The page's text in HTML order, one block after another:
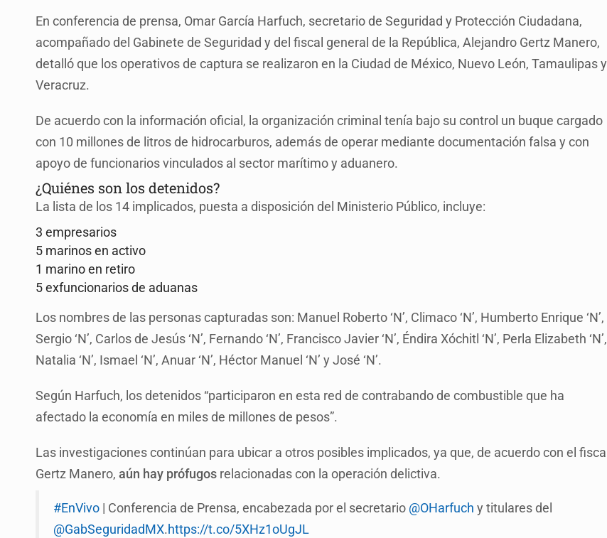
En conferencia de prensa, Omar García Harfuch, secretario de Seguridad y Protección Ciudadana,
acompañado del Gabinete de Seguridad y del fiscal general de la República, Alejandro Gertz Manero,
detalló que los operativos de captura se realizaron en la Ciudad de México, Nuevo León, Tamaulipas y
Veracruz.
De acuerdo con la información oficial, la organización criminal tenía bajo su control un buque cargado
con 10 millones de litros de hidrocarburos, además de operar mediante documentación falsa y con
apoyo de funcionarios vinculados al sector marítimo y aduanero.
¿Quiénes son los detenidos?
La lista de los 14 implicados, puesta a disposición del Ministerio Público, incluye:
3 empresarios
5 marinos en activo
1 marino en retiro
5 exfuncionarios de aduanas
Los nombres de las personas capturadas son: Manuel Roberto ‘N’, Climaco ‘N’, Humberto Enrique ‘N’,
Sergio ‘N’, Carlos de Jesús ‘N’, Fernando ‘N’, Francisco Javier ‘N’, Éndira Xóchitl ‘N’, Perla Elizabeth ‘N’,
Natalia ‘N’, Ismael ‘N’, Anuar ‘N’, Héctor Manuel ‘N’ y José ‘N’.
Según Harfuch, los detenidos “participaron en esta red de contrabando de combustible que ha
afectado la economía en miles de millones de pesos”.
Las investigaciones continúan para ubicar a otros posibles implicados, ya que, de acuerdo con el fiscal
Gertz Manero, aún hay prófugos relacionadas con la operación delictiva.
#EnVivo | Conferencia de Prensa, encabezada por el secretario @OHarfuch y titulares del
@GabSeguridadMX.https://t.co/5XHz1oUgJL